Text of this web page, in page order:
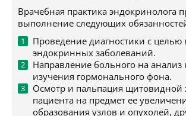
Врачебная практика эндокринолога
выполнение следующих
Проведение диагностики с
эндокринных заболеваний.
Направление больного на анализ
изучения гормонального фона.
Осмотр и пальпация щитовидной
пациента на предмет ее
образования узлов и опухолей,